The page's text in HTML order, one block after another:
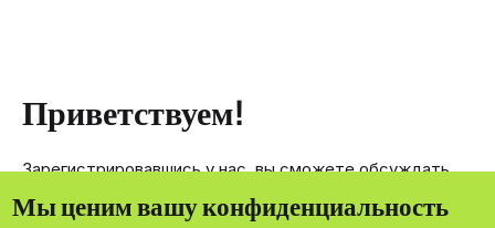
Приветствуем!
Зарегистрировавшись у нас, вы сможете обсуждать,
членам нашего сообщества.
Мы ценим вашу конфиденциальность